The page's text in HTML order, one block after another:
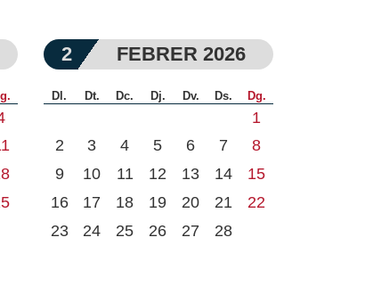
2 FEBRER 2026
Dl. Dt. Dc. Dj. Dv. Ds. Dg.
1
2
3 4 5 6 7
8
9
10 11 12 13 14
15
16
17 18 19 20 21
22
23
24 25 26 27 28